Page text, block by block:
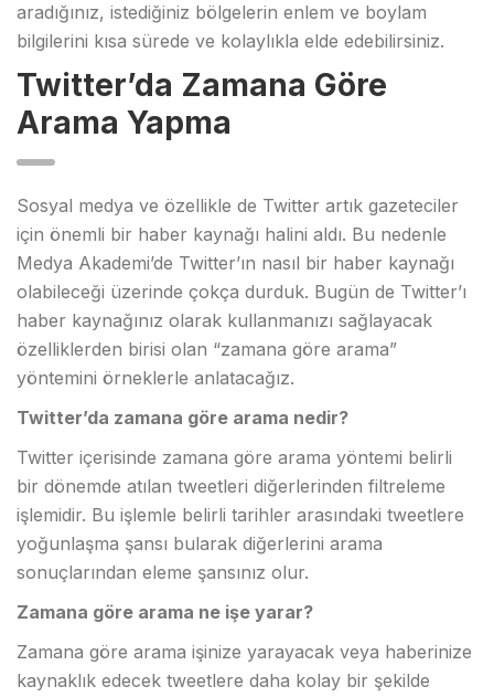
aradığınız, istediğiniz bölgelerin enlem ve boylam
bilgilerini kısa sürede ve kolaylıkla elde edebilirsiniz.
Twitter’da Zamana Göre
Arama Yapma
Sosyal medya ve özellikle de Twitter artık gazeteciler
için önemli bir haber kaynağı halini aldı. Bu nedenle
Medya Akademi’de Twitter’ın nasıl bir haber kaynağı
olabileceği üzerinde çokça durduk. Bugün de Twitter’ı
haber kaynağınız olarak kullanmanızı sağlayacak
özelliklerden birisi olan “zamana göre arama”
yöntemini örneklerle anlatacağız.
Twitter’da zamana göre arama nedir?
Twitter içerisinde zamana göre arama yöntemi belirli
bir dönemde atılan tweetleri diğerlerinden filtreleme
işlemidir. Bu işlemle belirli tarihler arasındaki tweetlere
yoğunlaşma şansı bularak diğerlerini arama
sonuçlarından eleme şansınız olur.
Zamana göre arama ne işe yarar?
Zamana göre arama işinize yarayacak veya haberinize
kaynaklık edecek tweetlere daha kolay bir şekilde